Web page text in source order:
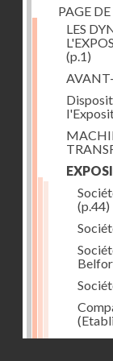
PAGE
LES
(p.1)
(p.44)